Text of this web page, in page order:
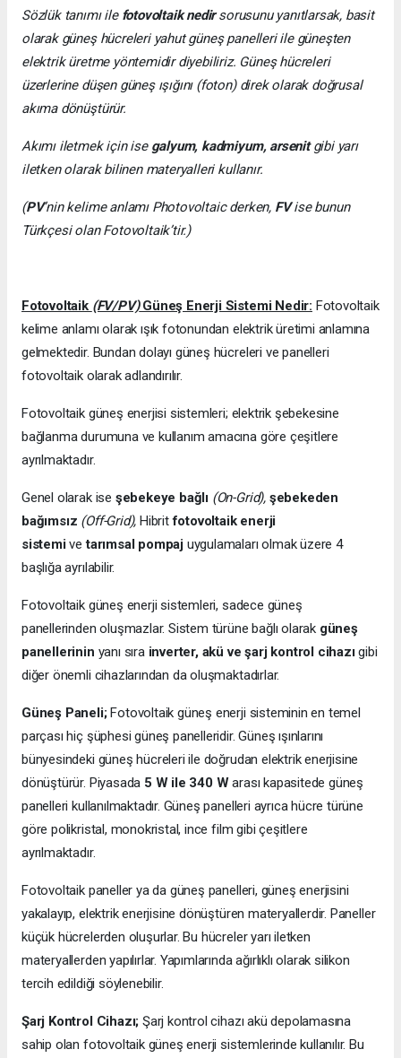
Sözlük tanımı ile fotovoltaik nedirsorusunu yanıtlarsak, basit
olarak güneş hücreleri yahut güneş panelleri ile güneşten
elektrik üretme yöntemidir diyebiliriz. Güneş hücreleri
üzerlerine düşen güneş ışığını (foton) direk olarak doğrusal
akıma dönüştürür.
Akımı iletmek için ise galyum, kadmiyum, arsenitgibi yarı
iletken olarak bilinen materyalleri kullanır.
(PV’nin kelime anlamı Photovoltaic derken, FVise bunun
Türkçesi olan Fotovoltaik’tir.)
Fotovoltaik (FV/PV)Güneş Enerji Sistemi Nedir: Fotovoltaik
kelime anlamı olarak ışık fotonundan elektrik üretimi anlamına
gelmektedir. Bundan dolayı güneş hücreleri ve panelleri
fotovoltaik olarak adlandırılır.
Fotovoltaik güneş enerjisi sistemleri; elektrik şebekesine
bağlanma durumuna ve kullanım amacına göre çeşitlere
ayrılmaktadır.
Genel olarak ise şebekeye bağlı (On-Grid), şebekeden
bağımsız (Off-Grid), Hibritfotovoltaik enerji
sistemivetarımsal pompaj uygulamaları olmak üzere 4
başlığa ayrılabilir.
Fotovoltaik güneş enerji sistemleri, sadece güneş
panellerinden oluşmazlar. Sistem türüne bağlı olarak güneş
panellerinin yanı sıra inverter, akü ve şarj kontrol cihazıgibi
diğer önemli cihazlarından da oluşmaktadırlar.
Güneş Paneli;Fotovoltaik güneş enerji sisteminin en temel
parçası hiç şüphesi güneş panelleridir. Güneş ışınlarını
bünyesindeki güneş hücreleri ile doğrudan elektrik enerjisine
dönüştürür. Piyasada 5 W ile 340 Warası kapasitede güneş
panelleri kullanılmaktadır. Güneş panelleri ayrıca hücre türüne
göre polikristal, monokristal, ince film gibi çeşitlere
ayrılmaktadır.
Fotovoltaik paneller ya da güneş panelleri, güneş enerjisini
yakalayıp, elektrik enerjisine dönüştüren materyallerdir. Paneller
küçük hücrelerden oluşurlar. Bu hücreler yarı iletken
materyallerden yapılırlar. Yapımlarında ağırlıklı olarak silikon
tercih edildiği söylenebilir.
Şarj Kontrol Cihazı; Şarj kontrol cihazı akü depolamasına
sahip olan fotovoltaik güneş enerji sistemlerinde kullanılır. Bu